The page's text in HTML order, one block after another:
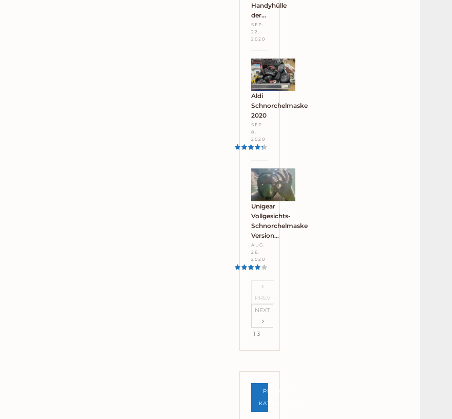
Handyhülle
der…
SEP.
22,
2020
Aldi
Schnorchelmaske
2020
SEP.
8,
2020
Unigear
Vollgesichts-
Schnorchelmaske
Version…
AUG.
26,
2020
PREV
NEXT
1 3
PRODUKT-
KATEGORIEN